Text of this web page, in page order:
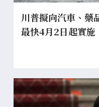
川普擬向汽車、藥
最快4月2日起實施